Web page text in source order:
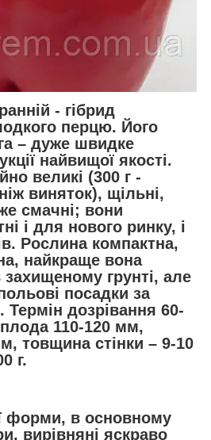
- гібрид
перцю. Його
– дуже швидке
найвищої якості.
великі (300 г -
виняток), щільні,
смачні; вони
і для нового ринку, і
Рослина компактна,
найкраще вона
грунті, але
посадки за
Термін дозрівання 60-
110-120 мм,
товщина стінки – 9-10
г.
форми, в основному
вирівняні яскраво